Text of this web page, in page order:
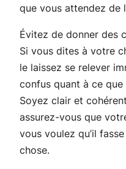
que vous attendez de
Évitez de donner des
Si vous dites à votre
le laissez se relever
confus quant à ce que
Soyez clair et
assurez-vous que
vous voulez qu’il
chose.